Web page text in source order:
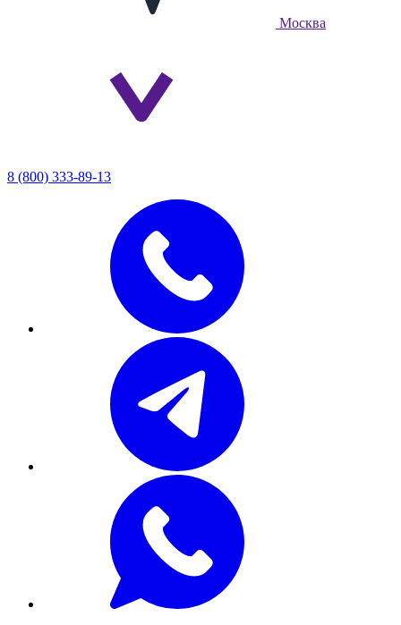
Москва
8 (800) 333-89-13